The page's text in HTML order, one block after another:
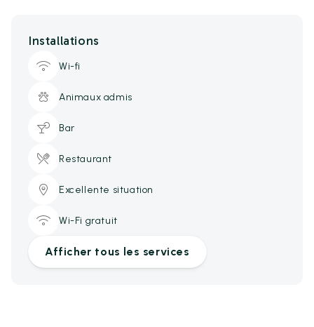
Installations
Wi-fi
Animaux admis
Bar
Restaurant
Excellente situation
Wi-Fi gratuit
Afficher tous les services